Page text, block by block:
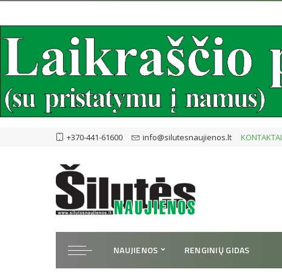
+370-441-61600 info@silutesnaujienos.lt KONTAKTAI
NAUJIENOS RENGINIŲ GIDAS